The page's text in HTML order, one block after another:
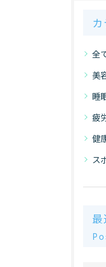
全
美
睡
疲
健
ス